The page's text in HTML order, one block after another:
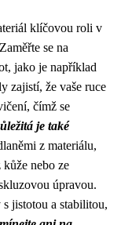
klíčovou roli v
se na
jako je například
zajistí, že vaše ruce
čímž se
je také
z materiálu,
nebo ze
úpravou.
jistotou a stabilitou,